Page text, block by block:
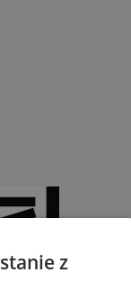
z